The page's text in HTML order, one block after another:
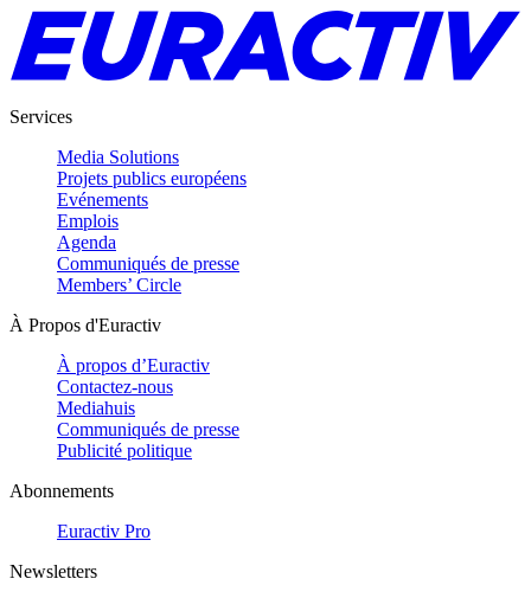
Services
Media Solutions
Projets publics européens
Evénements
Emplois
Agenda
Communiqués de presse
Members’ Circle
À Propos d'Euractiv
À propos d’Euractiv
Contactez-nous
Mediahuis
Communiqués de presse
Publicité politique
Abonnements
Euractiv Pro
Newsletters